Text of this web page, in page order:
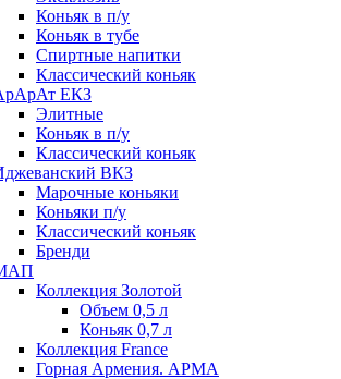
Коньяк в п/у
Коньяк в тубе
Спиртные напитки
Классический коньяк
ЕКЗ
Элитные
Коньяк в п/у
Классический коньяк
ВКЗ
Марочные коньяки
Коньяки п/у
Классический коньяк
Бренди
Коллекция Золотой
Объем 0,5 л
Коньяк 0,7 л
Коллекция France
Горная Армения. АРМА